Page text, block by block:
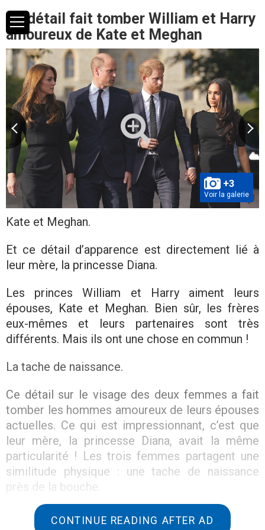
Ce détail fait tomber William et Harry
amoureux de Kate et Meghan
+3
Voir la galerie
Kate et Meghan.
Et ce détail d’apparence est directement lié à
leur mère, la princesse Diana.
Les princes William et Harry aiment leurs
épouses, Kate et Meghan. Bien sûr, les frères
eux-mêmes et leurs partenaires sont très
différents. Mais ils ont une chose en commun !
La tache de naissance.
Ce détail sur le visage des deux femmes a fait
tomber les hommes amoureux de leurs épouses
actuelles. Ce qui est impressionnant, c’est que
leur mère, la princesse Diana, avait la même
particularité ! Les trois femmes partagent une
similitude physique : une tache de naissance
près de la bouche.
La princesse Diana et Meghan Markle ont cette
CONTINUE READING AFTER AD